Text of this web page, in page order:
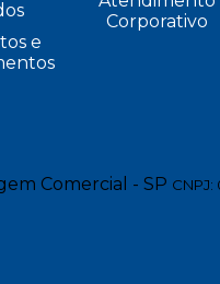
e
Corporativo
Comercial - SP